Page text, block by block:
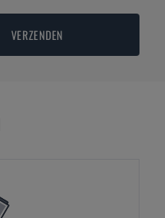
VERZENDEN